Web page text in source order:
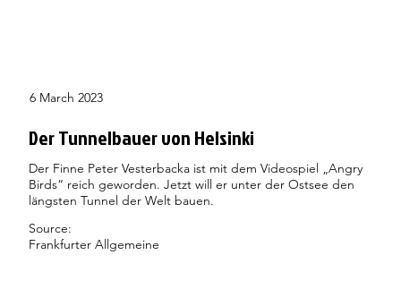
6 March 2023
Der Tunnelbauer von Helsinki
Der Finne Peter Vesterbacka ist mit dem Videospiel „Angry
Birds“ reich geworden. Jetzt will er unter der Ostsee den
längsten Tunnel der Welt bauen.
Frankfurter Allgemeine
Source: